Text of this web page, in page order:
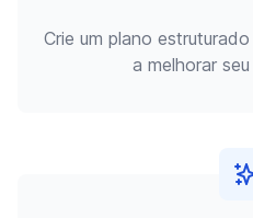
Crie um plano
a melhorar